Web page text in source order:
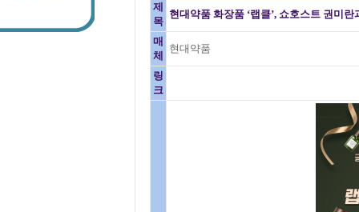
제
목
현대약품 화장품 ‘랩클’, 쇼호스트 권미
매
체
현대약품
링
크